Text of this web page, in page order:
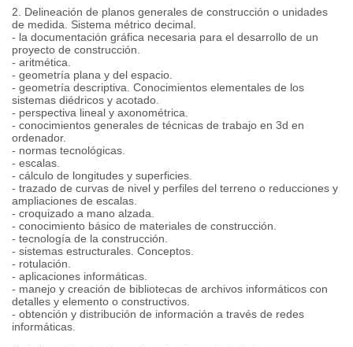
2. Delineación de planos generales de construcción o unidades
de medida. Sistema métrico decimal.
- la documentación gráfica necesaria para el desarrollo de un
proyecto de construcción.
- aritmética.
- geometría plana y del espacio.
- geometría descriptiva. Conocimientos elementales de los
sistemas diédricos y acotado.
- perspectiva lineal y axonométrica.
- conocimientos generales de técnicas de trabajo en 3d en
ordenador.
- normas tecnológicas.
- escalas.
- cálculo de longitudes y superficies.
- trazado de curvas de nivel y perfiles del terreno o reducciones y
ampliaciones de escalas.
- croquizado a mano alzada.
- conocimiento básico de materiales de construcción.
- tecnología de la construcción.
- sistemas estructurales. Conceptos.
- rotulación.
- aplicaciones informáticas.
- manejo y creación de bibliotecas de archivos informáticos con
detalles y elemento o constructivos.
- obtención y distribución de información a través de redes
informáticas.